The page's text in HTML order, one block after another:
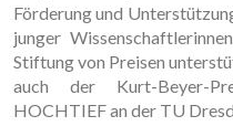
Förderung und
junger
Stiftung von Preisen
auch der Kurt-Beyer-
HOCHTIEF an der TU